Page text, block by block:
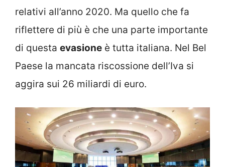
relativi all’anno 2020. Ma quello che fa
riflettere di più è che una parte importante
di questa evasione è tutta italiana. Nel Bel
Paese la mancata riscossione dell’Iva si
aggira sui 26 miliardi di euro.